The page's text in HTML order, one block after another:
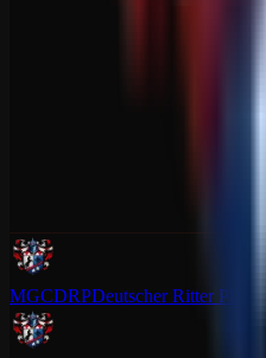
MGCDRPDeutscher Ritter Platz